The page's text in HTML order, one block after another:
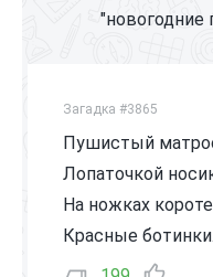
"новогодние
Загадка #3865
Пушистый
Лопаточкой
На ножках
Красные ботинки.